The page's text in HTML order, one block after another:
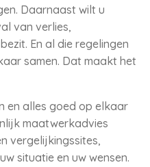
Daarnaast wilt u
van verlies,
En al die regelingen
samen. Dat maakt het
en alles goed op elkaar
maatwerkadvies
vergelijkingssites,
situatie en uw wensen.